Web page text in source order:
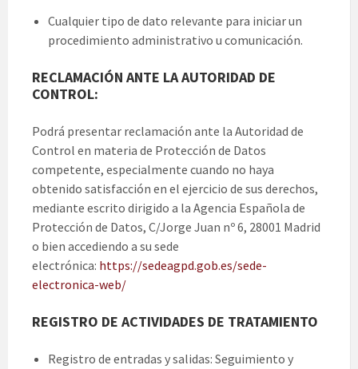
Cualquier tipo de dato relevante para iniciar un
procedimiento administrativo u comunicación.
RECLAMACIÓN ANTE LA AUTORIDAD DE
CONTROL:
Podrá presentar reclamación ante la Autoridad de
Control en materia de Protección de Datos
competente, especialmente cuando no haya
obtenido satisfacción en el ejercicio de sus derechos,
mediante escrito dirigido a la Agencia Española de
Protección de Datos, C/Jorge Juan nº 6, 28001 Madrid
o bien accediendo a su sede
electrónica: https://sedeagpd.gob.es/sede-
electronica-web/
REGISTRO DE ACTIVIDADES DE TRATAMIENTO
Registro de entradas y salidas: Seguimiento y